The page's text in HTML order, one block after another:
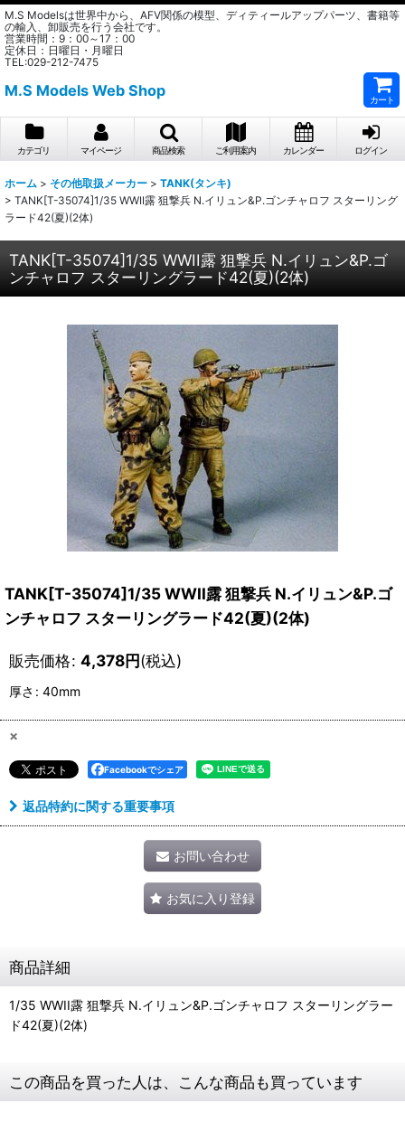
M.S Modelsは世界中から、AFV関係の模型、ディティールアップパーツ、書籍等
の輸入、卸販売を行う会社です。
営業時間：9：00～17：00
定休日：日曜日・月曜日
TEL:029-212-7475
M.S Models Web Shop
カート
カテゴリ マイページ 商品検索 ご利用案内 カレンダー ログイン
ホーム > その他取扱メーカー > TANK(タンキ)
> TANK[T-35074]1/35 WWII露 狙撃兵 N.イリュン&P.ゴンチャロフ スターリング
ラード42(夏)(2体)
TANK[T-35074]1/35 WWII露 狙撃兵 N.イリュン&P.ゴ
ンチャロフ スターリングラード42(夏)(2体)
TANK[T-35074]1/35 WWII露 狙撃兵 N.イリュン&P.ゴ
ンチャロフ スターリングラード42(夏)(2体)
販売価格: 4,378円(税込)
厚さ : 40mm
×
Facebookでシェア
返品特約に関する重要事項
お問い合わせ
お気に入り登録
商品詳細
1/35 WWII露 狙撃兵 N.イリュン&P.ゴンチャロフ スターリングラー
ド42(夏)(2体)
この商品を買った人は、こんな商品も買っています